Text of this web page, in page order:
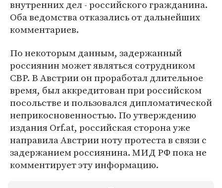
внутренних дел - российского гражданина.
Оба ведомства отказались от дальнейших
комментариев.
По некоторым данным, задержанный
россиянин может являться сотрудником
СВР. В Австрии он проработал длительное
время, был аккредитован при российском
посольстве и пользовался дипломатической
неприкосновенностью. По утверждению
издания Orf.at, российская сторона уже
направила Австрии ноту протеста в связи с
задержанием россиянина. МИД РФ пока не
комментирует эту информацию.